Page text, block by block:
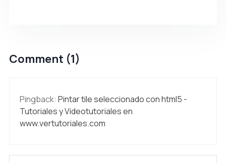
Comment (1)
Pingback: Pintar tile seleccionado con html5 -
Tutoriales y Videotutoriales en
www.vertutoriales.com